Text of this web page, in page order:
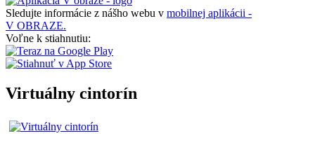
Sledujte informácie z nášho webu v mobilnej aplikácii -
V OBRAZE.
Voľne k stiahnutiu:
Virtuálny cintorín